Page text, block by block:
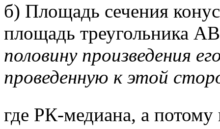
б) Площадь сечения
площадь треугольника
половину произведения
проведенную к этой
где РК-медиана, а потому